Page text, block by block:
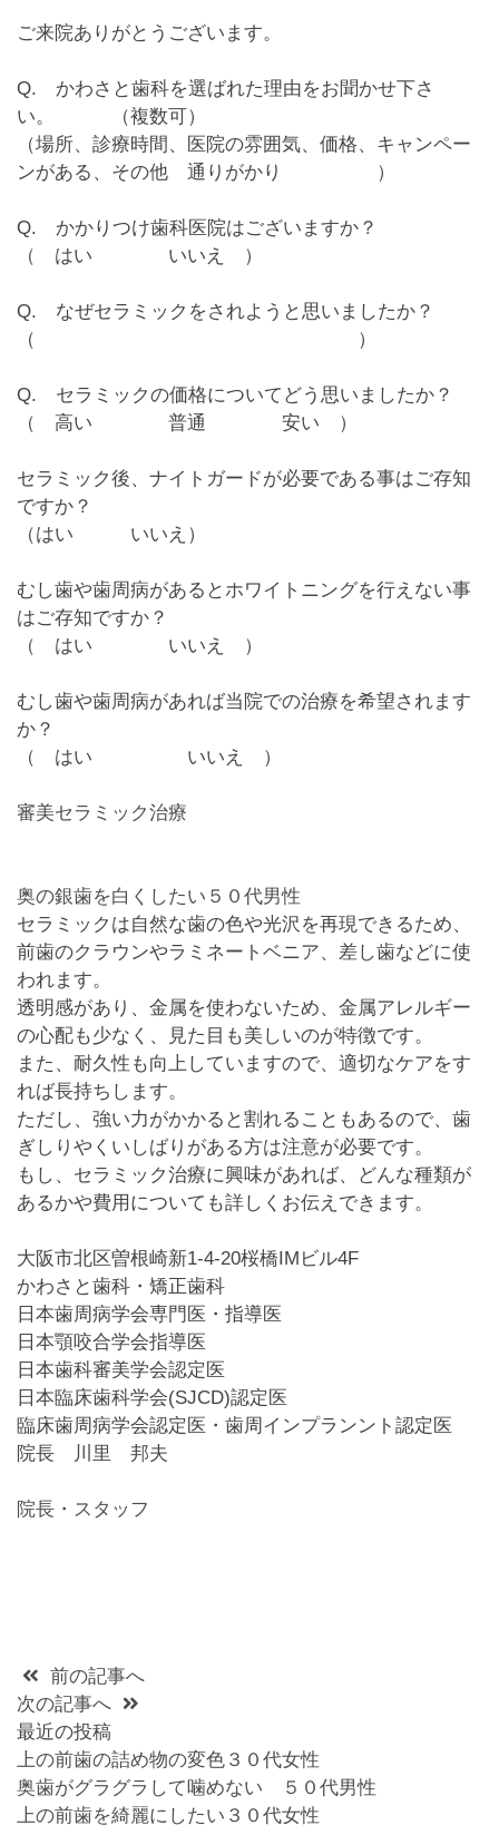
ご来院ありがとうございます。
Q. かわさと歯科を選ばれた理由をお聞かせ下さ
い。 （複数可）
（場所、診療時間、
医院の雰囲気、価格、キャンペー
ンがある、 その他通りがかり ）
Q. かかりつけ歯科医院はございますか？
（ はい いいえ ）
Q. なぜセラミックをされようと思いましたか？
（ ）
Q. セラミックの価格についてどう思いましたか？
（ 高い 普通 安い ）
セラミック後、ナイトガードが必要である事はご存知
ですか？
（はい いいえ ）
むし歯や歯周病があるとホワイトニングを行えない事
はご存知ですか？
（ はい
いいえ ）
むし歯や歯周病があれば当院での治療を希望されます
か？
（ はい いいえ ）
審美セラミック治療
奥の銀歯を白くしたい５０代男性
セラミックは自然な歯の色や光沢を再現できるため、
前歯のクラウンやラミネートベニア、差し歯などに使
われます。
透明感があり、金属を使わないため、金属アレルギー
の心配も少なく、見た目も美しいのが特徴です。
また、耐久性も向上していますので、適切なケアをす
れば長持ちします。
ただし、強い力がかかると割れることもあるので、歯
ぎしりやくいしばりがある方は注意が必要です。
もし、セラミック治療に興味があれば、どんな種類が
あるかや費用についても詳しくお伝えできます。
大阪市北区曽根崎新1-4-20桜橋IMビル4F
かわさと歯科・矯正歯科
日本歯周病学会専門医・指導医
日本顎咬合学会指導医
日本歯科審美学会認定医
日本臨床歯科学会(SJCD)認定医
臨床歯周病学会認定医・歯周インプランント認定医
院長 川里 邦夫
院長・スタッフ
前の記事へ
次の記事へ
最近の投稿
上の前歯の詰め物の変色３０代女性
奥歯がグラグラして噛めない ５０代男性
上の前歯を綺麗にしたい３０代女性